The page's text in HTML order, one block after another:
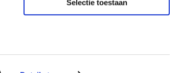
Selectie toestaan